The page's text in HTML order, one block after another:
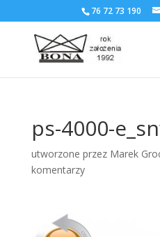
76 72 73 190
ps-4000-
utworzone przez Marek
komentarzy